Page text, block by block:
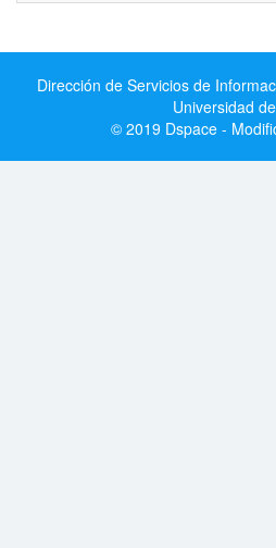
Dirección de Servicios de
Universidad
© 2019 Dspace -